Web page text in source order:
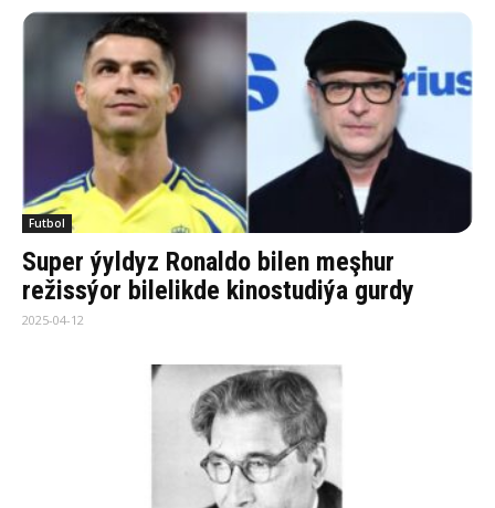
Futbol
Super ýyldyz Ronaldo bilen meşhur
režissýor bilelikde kinostudiýa gurdy
2025-04-12